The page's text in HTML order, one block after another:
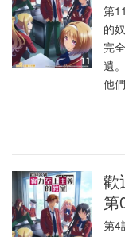
第
的
完
遺
他
歡
第
第4